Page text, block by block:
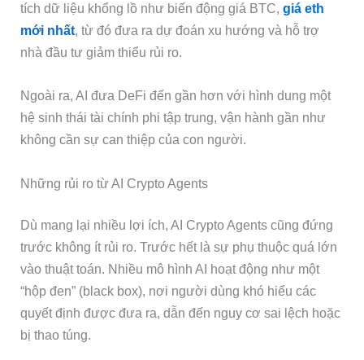
tích dữ liệu khổng lồ như biến động giá BTC,giá eth
mới nhất, từ đó đưa ra dự đoán xu hướng và hỗ trợ
nhà đầu tư giảm thiểu rủi ro.
Ngoài ra, AI đưa DeFi đến gần hơn với hình dung một
hệ sinh thái tài chính phi tập trung, vận hành gần như
không cần sự can thiệp của con người.
Những rủi ro từ AI Crypto Agents
Dù mang lại nhiều lợi ích, AI Crypto Agents cũng đứng
trước không ít rủi ro. Trước hết là sự phụ thuộc quá lớn
vào thuật toán. Nhiều mô hình AI hoạt động như một
“hộp đen” (black box), nơi người dùng khó hiểu các
quyết định được đưa ra, dẫn đến nguy cơ sai lệch hoặc
bị thao túng.